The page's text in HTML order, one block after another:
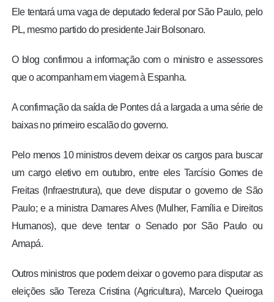
FOTOS
Ele tentará uma vaga de deputado federal por São Paulo, pelo
PL, mesmo partido do presidente Jair Bolsonaro.
O blog confirmou a informação com o ministro e assessores
que o acompanham em viagem à Espanha.
A confirmação da saída de Pontes dá a largada a uma série de
baixas no primeiro escalão do governo.
Pelo menos 10 ministros devem deixar os cargos para buscar
um cargo eletivo em outubro, entre eles Tarcísio Gomes de
Freitas (Infraestrutura), que deve disputar o governo de São
Paulo; e a ministra Damares Alves (Mulher, Família e Direitos
Humanos), que deve tentar o Senado por São Paulo ou
Amapá.
Outros ministros que podem deixar o governo para disputar as
eleições são Tereza Cristina (Agricultura), Marcelo Queiroga